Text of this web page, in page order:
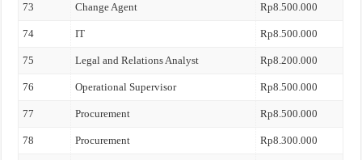
73 Change Agent Rp8.500.000
74 IT Rp8.500.000
75 Legal and Relations Analyst Rp8.200.000
76 Operational Supervisor Rp8.500.000
77 Procurement Rp8.500.000
78 Procurement Rp8.300.000